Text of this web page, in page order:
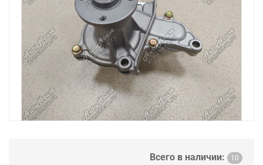
Всего в наличии: 10